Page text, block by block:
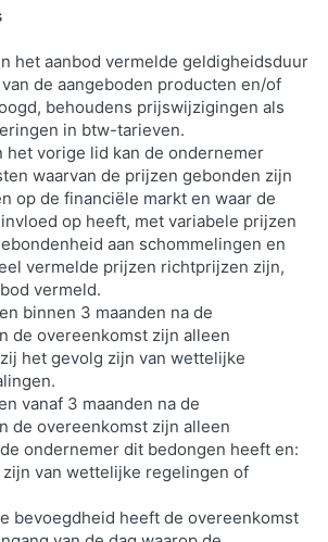
het aanbod vermelde geldigheidsduur
de aangeboden producten en/of
behoudens prijswijzigingen als
in btw-tarieven.
vorige lid kan de ondernemer
waarvan de prijzen gebonden zijn
op de financiële markt en waar de
op heeft, met variabele prijzen
aan schommelingen en
vermelde prijzen richtprijzen zijn,
vermeld.
binnen 3 maanden na de
de overeenkomst zijn alleen
het gevolg zijn van wettelijke
vanaf 3 maanden na de
de overeenkomst zijn alleen
ondernemer dit bedongen heeft en:
van wettelijke regelingen of
bevoegdheid heeft de overeenkomst